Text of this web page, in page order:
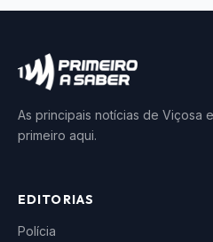
As principais notícias de Viçosa
primeiro aqui.
EDITORIAS
Polícia